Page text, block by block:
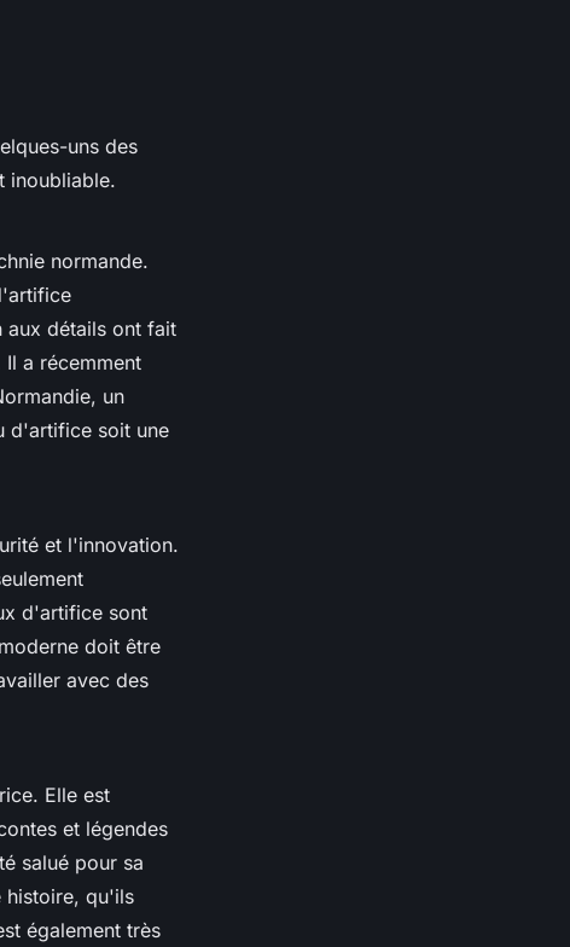
uns des
inoubliable.
normande.
aux détails ont fait
a récemment
un
d'artifice soit une
et l'innovation.
d'artifice sont
doit être
avec des
Elle est
et légendes
salué pour sa
histoire, qu'ils
également très